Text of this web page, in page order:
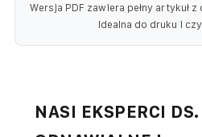
Wersja PDF zawiera pełny artykuł
Idealna do druku i
NASI EKSPERCI